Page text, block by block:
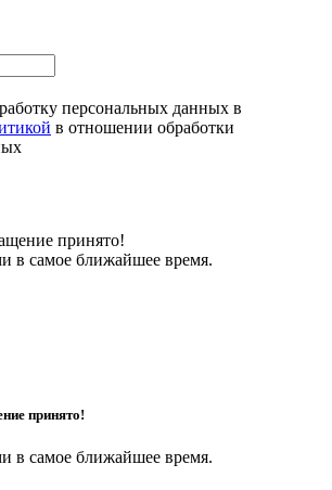
персональных данных в
в отношении обработки
принято!
в самое ближайшее время.
принято!
в самое ближайшее время.